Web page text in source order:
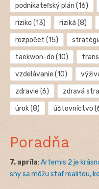
podnikateľský plán (16)
riziko (13) riziká (8)
rozpočet (15)
taekwon-do (10)
vzdelávanie (10)
zdravie (6) zdravá
úrok(8) účtovníctvo
Poradňa
7. apríla: Artemis 2 je
sny sa môžu stať realitou,